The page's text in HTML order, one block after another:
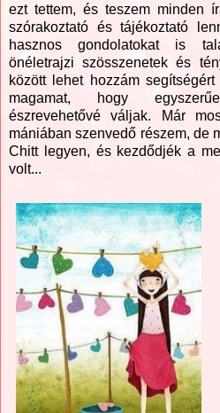
ezt tettem, és teszem minden
szórakoztató és tájékoztató
hasznos gondolatokat is
önéletrajzi szösszenetek és
között lehet hozzám
magamat, hogy
észrevehetővé váljak. Már
mániában szenvedő részem, de
Chitt legyen, és kezdődjék a
volt...